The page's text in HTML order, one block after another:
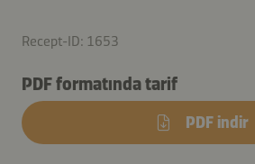
Recept-ID: 1653
PDF formatında tarif
PDF indir